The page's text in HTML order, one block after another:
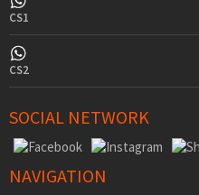
CS1
CS2
SOCIAL NETWORK
NAVIGATION